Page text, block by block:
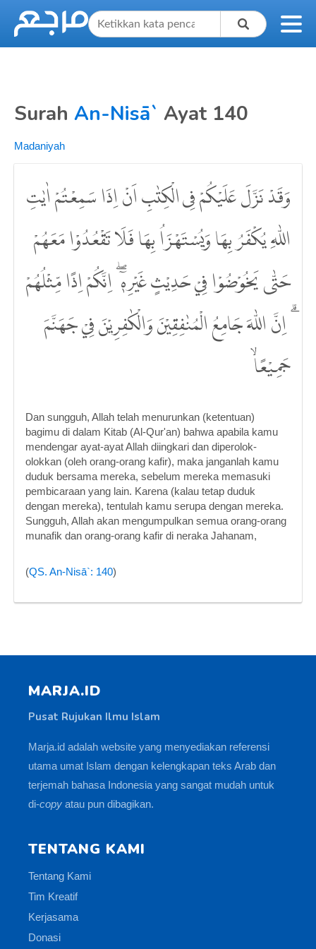
Surah An-Nisā` Ayat 140
Madaniyah
وَقَدْ نَزَّلَ عَلَيْكُمْ فِى الْكِتٰبِ اَنْ اِذَا سَمِعْتُمْ اٰيٰتِ
اللّٰهِ يُكْفَرُ بِهَا وَيُسْتَهْزَاُ بِهَا فَلَا تَقْعُدُوْا مَعَهُمْ
حَتّٰى يَخُوْضُوْا فِيْ حَدِيْثٍ غَيْرِهٖٓ ۖ اِنَّكُمْ اِذًا مِّثْلُهُمْ
ۗ اِنَّ اللّٰهَ جَامِعُ الْمُنٰفِقِيْنَ وَالْكٰفِرِيْنَ فِيْ جَهَنَّمَ
جَمِيْعًاۙ
Dan sungguh, Allah telah menurunkan (ketentuan)
bagimu di dalam Kitab (Al-Qur'an) bahwa apabila kamu
mendengar ayat-ayat Allah diingkari dan diperolok-
olokkan (oleh orang-orang kafir), maka janganlah kamu
duduk bersama mereka, sebelum mereka memasuki
pembicaraan yang lain. Karena (kalau tetap duduk
dengan mereka), tentulah kamu serupa dengan mereka.
Sungguh, Allah akan mengumpulkan semua orang-orang
munafik dan orang-orang kafir di neraka Jahanam,
(QS. An-Nisā`: 140)
MARJA.ID
Pusat Rujukan Ilmu Islam
Marja.id adalah website yang menyediakan referensi
utama umat Islam dengan kelengkapan teks Arab dan
terjemah bahasa Indonesia yang sangat mudah untuk
di-copy atau pun dibagikan.
TENTANG KAMI
Tentang Kami
Tim Kreatif
Kerjasama
Donasi